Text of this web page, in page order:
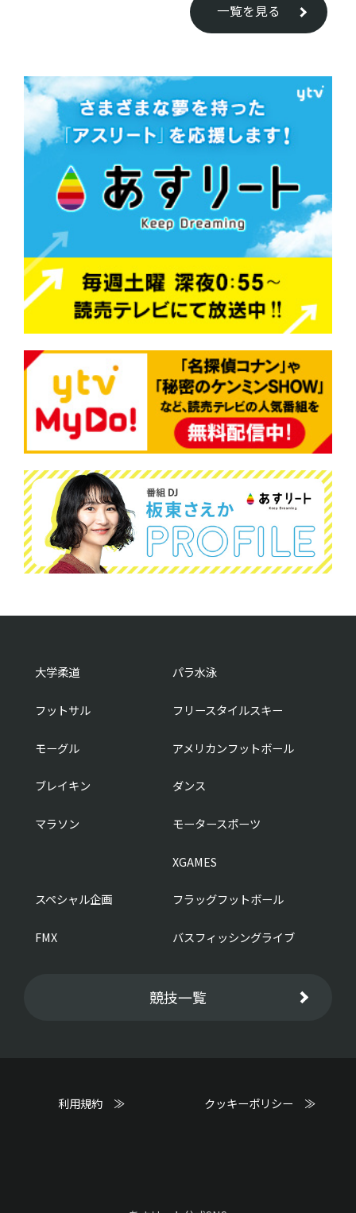
一覧を見る
大学柔道 パラ水泳
フットサル フリースタイルスキー
モーグル アメリカンフットボール
ブレイキン ダンス
マラソン モータースポーツ
XGAMES
スペシャル企画 フラッグフットボール
FMX バスフィッシングライブ
競技一覧
利用規約 ≫ クッキーポリシー ≫